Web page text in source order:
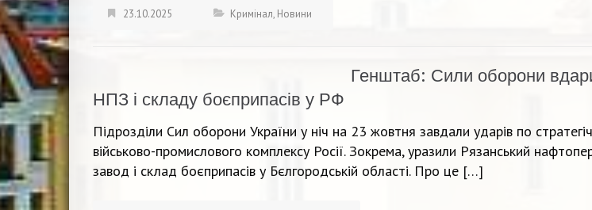
23.10.2025 Кримінал, Новини
Генштаб: Сили оборони
НПЗ і складу боєприпасів у РФ
Підрозділи Сил оборони України у ніч на 23 жовтня завдали ударів по
військово-промислового комплексу Росії. Зокрема, уразили Рязанський
завод і склад боєприпасів у Бєлгородській області. Про це […]